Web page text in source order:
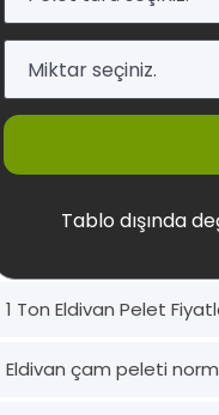
Tablo dışında
1 Ton Eldivan Pelet
Eldivan çam peleti